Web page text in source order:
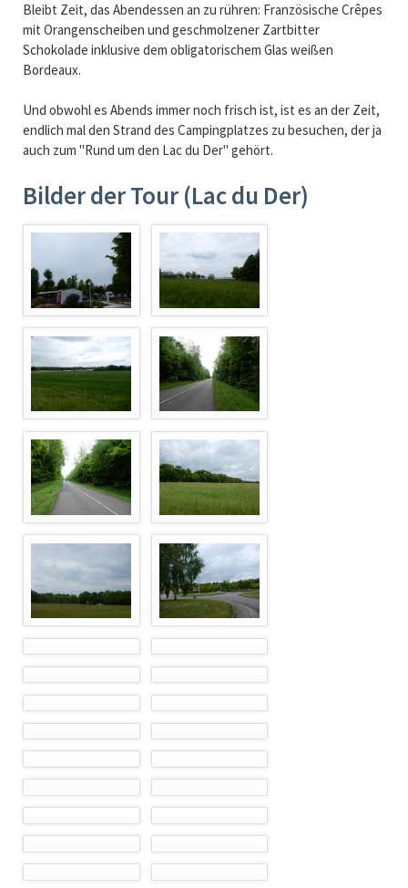
Bleibt Zeit, das Abendessen an zu rühren: Französische Crêpes
mit Orangenscheiben und geschmolzener Zartbitter
Schokolade inklusive dem obligatorischem Glas weißen
Bordeaux.
Und obwohl es Abends immer noch frisch ist, ist es an der Zeit,
endlich mal den Strand des Campingplatzes zu besuchen, der ja
auch zum "Rund um den Lac du Der" gehört.
Bilder der Tour (Lac du Der)